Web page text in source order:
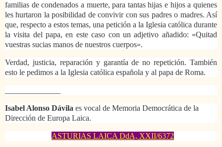
familias de condenados a muerte, para tantas hijas e hijos a quienes
les hurtaron la posibilidad de convivir con sus padres o madres. Así
que, respecto a estos temas, una petición a la Iglesia católica durante
la visita del papa, en este caso con un adjetivo añadido: «Quitad
vuestras sucias manos de nuestros cuerpos».
Verdad, justicia, reparación y garantía de no repetición. También
esto le pedimos a la Iglesia católica española y al papa de Roma.
Isabel Alonso Dávila es vocal de Memoria Democrática de la
Dirección de Europa Laica.
ASTURIAS LAICA DdA, XXII/6372